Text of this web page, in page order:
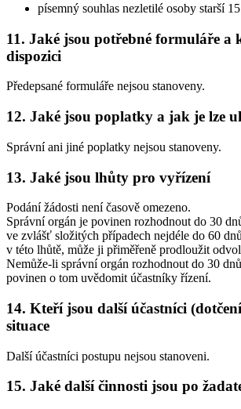
písemný souhlas nezletilé osoby starší
11. Jaké jsou potřebné formuláře a
dispozici
Předepsané formuláře nejsou stanoveny.
12. Jaké jsou poplatky a jak je lze
Správní ani jiné poplatky nejsou stanoveny.
13. Jaké jsou lhůty pro vyřízení
Podání žádosti není časově omezeno.
Správní orgán je povinen rozhodnout do 30
ve zvlášť složitých případech nejdéle do 60
v této lhůtě, může ji přiměřeně prodloužit
Nemůže-li správní orgán rozhodnout do 30
povinen o tom uvědomit účastníky řízení.
14. Kteří jsou další účastníci
situace
Další účastníci postupu nejsou stanoveni.
15. Jaké další činnosti jsou po